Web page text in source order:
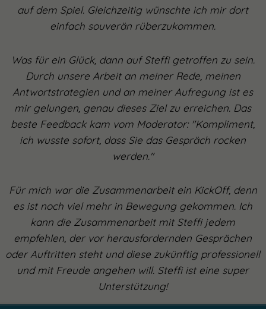
auf dem Spiel. Gleichzeitig wünschte ich mir dort
einfach souverän rüberzukommen.
Was für ein Glück, dann auf Steffi getroffen zu sein.
Durch unsere Arbeit an meiner Rede, meinen
Antwortstrategien und an meiner Aufregung ist es
mir gelungen, genau dieses Ziel zu erreichen. Das
beste Feedback kam vom Moderator: "Kompliment,
ich wusste sofort, dass Sie das Gespräch rocken
werden."
Für mich war die Zusammenarbeit ein KickOff, denn
es ist noch viel mehr in Bewegung gekommen. Ich
kann die Zusammenarbeit mit Steffi jedem
empfehlen, der vor herausfordernden Gesprächen
oder Auftritten steht und diese zukünftig professionell
und mit Freude angehen will. Steffi ist eine super
Unterstützung!